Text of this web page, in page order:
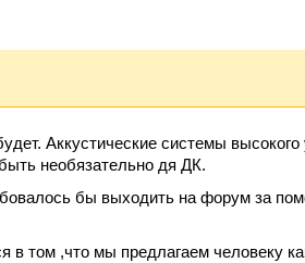
Аккустические системы высокого
необязательно дя ДК.
бы выходить на форум за
в том ,что мы предлагаем человеку